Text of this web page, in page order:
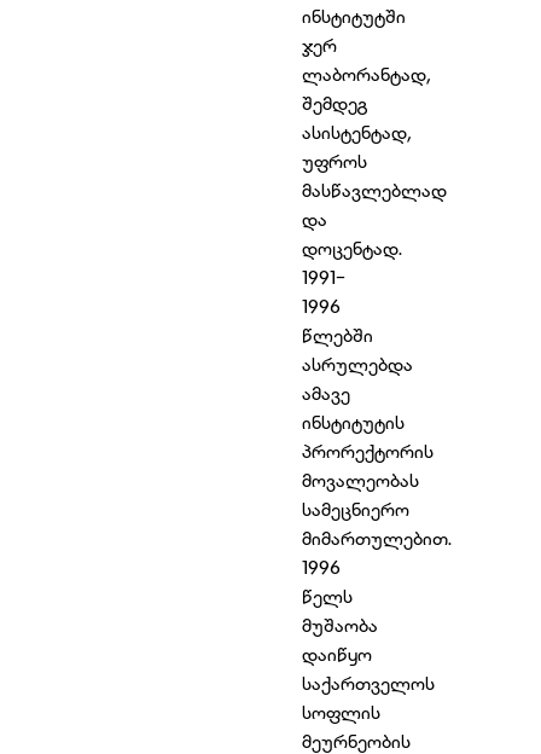
ინსტიტუტში
ჯერ
ლაბორანტად,
შემდეგ
ასისტენტად,
უფროს
მასწავლებლად
და
დოცენტად.
1991-
1996
წლებში
ასრულებდა
ამავე
ინსტიტუტის
პრორექტორის
მოვალეობას
სამეცნიერო
მიმართულებით.
1996
წელს
მუშაობა
დაიწყო
საქართველოს
სოფლის
მეურნეობის